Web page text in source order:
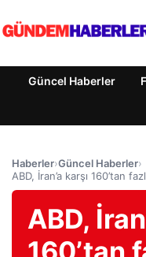
Güncel Haberler
Haberler›Güncel Haberler›
ABD, İran’a karşı 160’tan
ABD,